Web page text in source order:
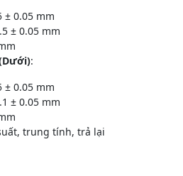
± 0.05 mm
± 0.05 mm
:
± 0.05 mm
± 0.05 mm
trung tính, trả lại